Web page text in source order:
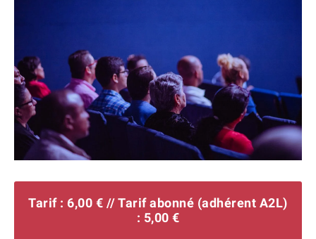
Tarif : 6,00 € // Tarif abonné (adhérent A2L)
: 5,00 €